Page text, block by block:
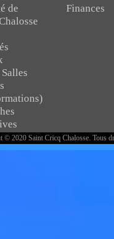
de
Finances
© 2020 Saint Cricq Chalosse. Tous